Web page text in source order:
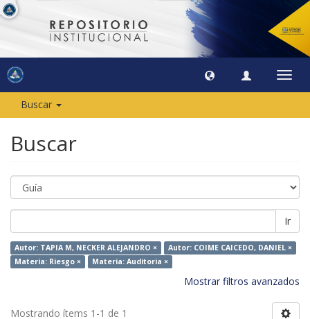
Buscar
Buscar
Ir
Autor: TAPIA M, NECKER ALEJANDRO ×
Autor: COIME CAICEDO, DANIEL ×
Materia: Riesgo ×
Materia: Auditoria ×
Mostrar filtros avanzados
Mostrando ítems 1-1 de 1